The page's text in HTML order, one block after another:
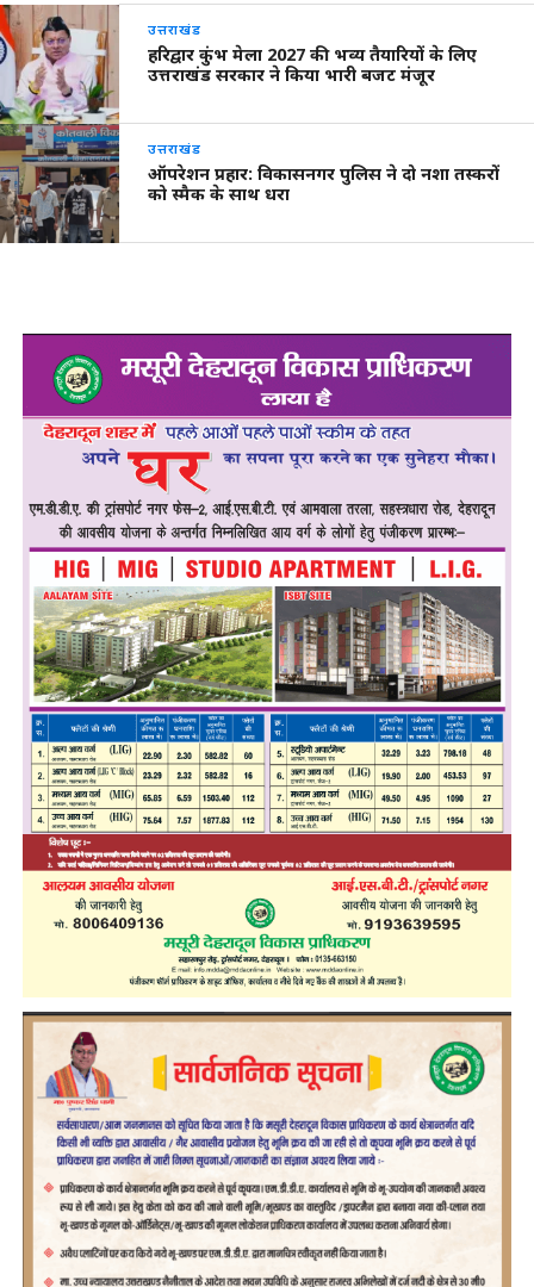
उत्तराखंड
हरिद्वार कुंभ मेला 2027 की भव्य तैयारियों के लिए
उत्तराखंड सरकार ने किया भारी बजट मंजूर
उत्तराखंड
ऑपरेशन प्रहार: विकासनगर पुलिस ने दो नशा तस्करों
को स्मैक के साथ धरा